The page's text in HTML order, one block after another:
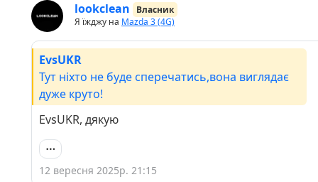
lookclean
Власник
Я їжджу на Mazda 3 (4G)
EvsUKR
Тут ніхто не буде сперечатись,вона виглядає
дуже круто!
EvsUKR, дякую
12 вересня 2025р. 21:15